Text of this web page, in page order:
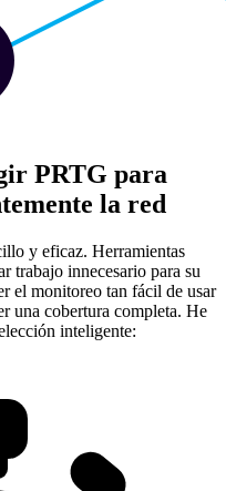
PRTG para
la red
y eficaz. Herramientas
trabajo innecesario para su
el monitoreo tan fácil de usar
una cobertura completa. He
inteligente: